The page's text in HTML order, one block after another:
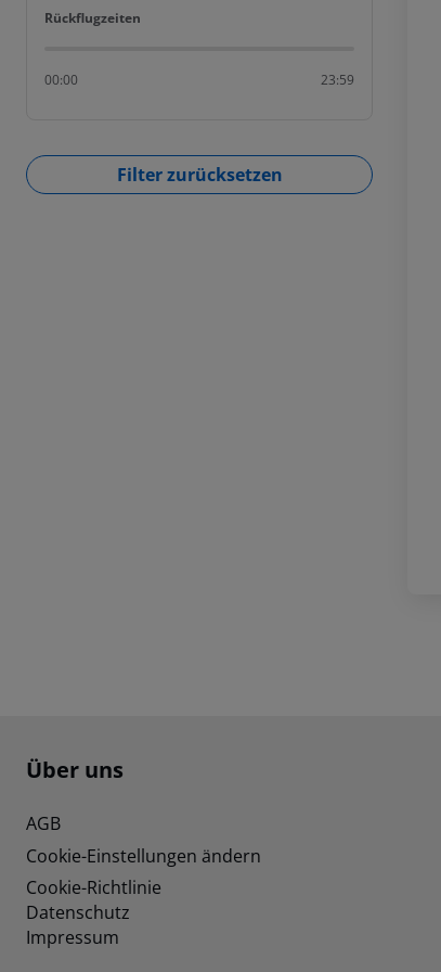
Rückflugzeiten
Rückflugzeiten
00:00 23:59
Filter zurücksetzen
Footer navigation
Über uns
AGB
Cookie-Einstellungen ändern
Cookie-Richtlinie
Datenschutz
Impressum